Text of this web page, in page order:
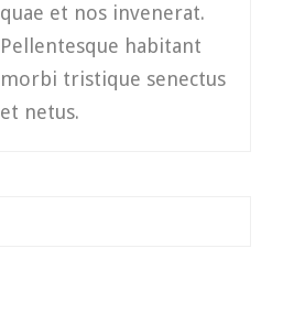
quae et nos invenerat.
Pellentesque habitant
morbi tristique senectus
et netus.